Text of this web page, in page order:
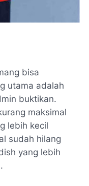
bisa
utama adalah
buktikan.
maksimal
lebih kecil
sudah hilang
yang lebih